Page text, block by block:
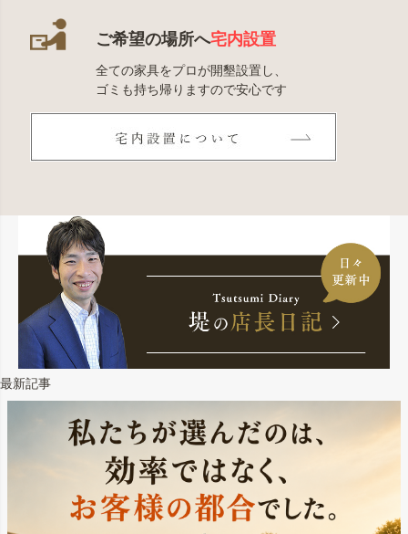
ご希望の場所へ宅内設置
全ての家具をプロが開墾設置し、
ゴミも持ち帰りますので安心です
最新記事